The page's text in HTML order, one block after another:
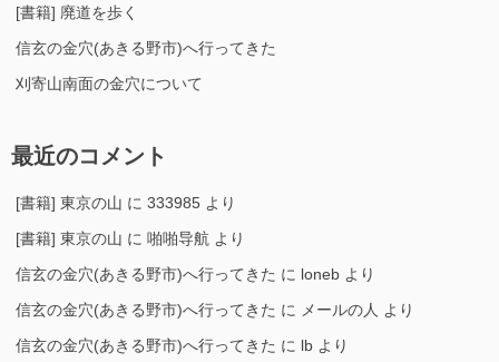
[書籍] 廃道を歩く
信玄の金穴(あきる野市)へ行ってきた
刈寄山南面の金穴について
最近のコメント
[書籍] 東京の山 に 333985 より
[書籍] 東京の山 に 啪啪导航 より
信玄の金穴(あきる野市)へ行ってきた に loneb より
信玄の金穴(あきる野市)へ行ってきた に メールの人 より
信玄の金穴(あきる野市)へ行ってきた に lb より